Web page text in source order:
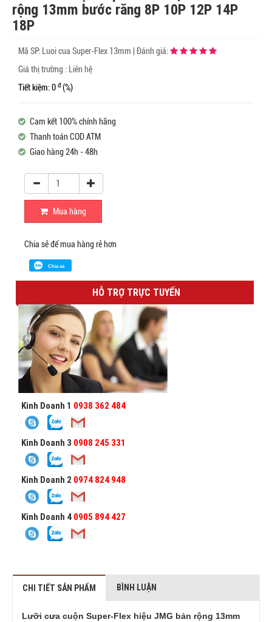
rộng 13mm bước răng 8P 10P 12P 14P
18P
Mã SP: Luoi cua Super-Flex 13mm
Đánh giá:
Giá thị trường : Liên hệ
Tiết kiệm: 0 đ (%)
Cam kết 100% chính hãng
Thanh toán COD ATM
Giao hàng 24h - 48h
Mua hàng
Chia sẻ để mua hàng rẻ hơn
Chia sẻ
HỖ TRỢ TRỰC TUYẾN
Kinh Doanh 1 0938 362 484
Kinh Doanh 3 0908 245 331
Kinh Doanh 2 0974 824 948
Kinh Doanh 4 0905 894 427
CHI TIẾT SẢN PHẨM BÌNH LUẬN
Lưỡi cưa cuộn Super-Flex hiệu JMG bản rộng 13mm